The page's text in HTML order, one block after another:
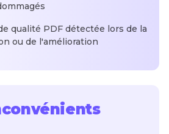
qualité PDF détectée lors de la
ou de l'amélioration